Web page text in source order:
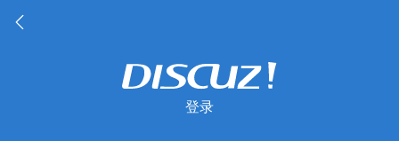
登录